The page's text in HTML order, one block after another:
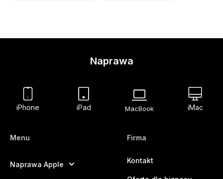
Naprawa
iPhone iPad MacBook iMac
Menu
Naprawa Apple
Firma
Kontakt